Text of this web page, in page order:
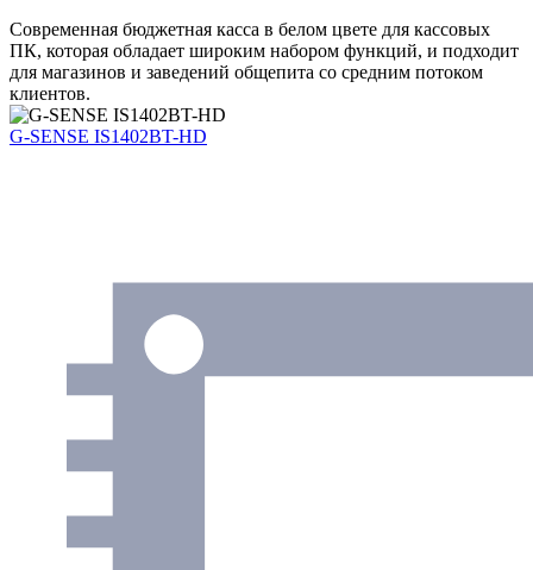
Современная бюджетная касса в белом цвете для кассовых
ПК, которая обладает широким набором функций, и подходит
для магазинов и заведений общепита со средним потоком
клиентов.
G-SENSE IS1402BT-HD